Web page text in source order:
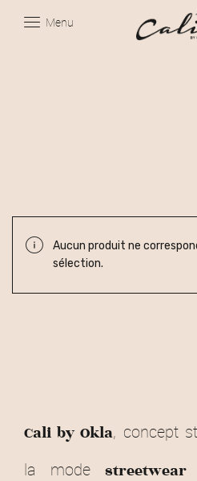
Menu
Aucun produit ne
sélection.
Cali by Okla, concept
la mode